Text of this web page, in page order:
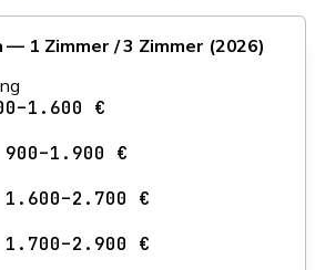
1 Zimmer / 3 Zimmer (2026)
€
€
€
€